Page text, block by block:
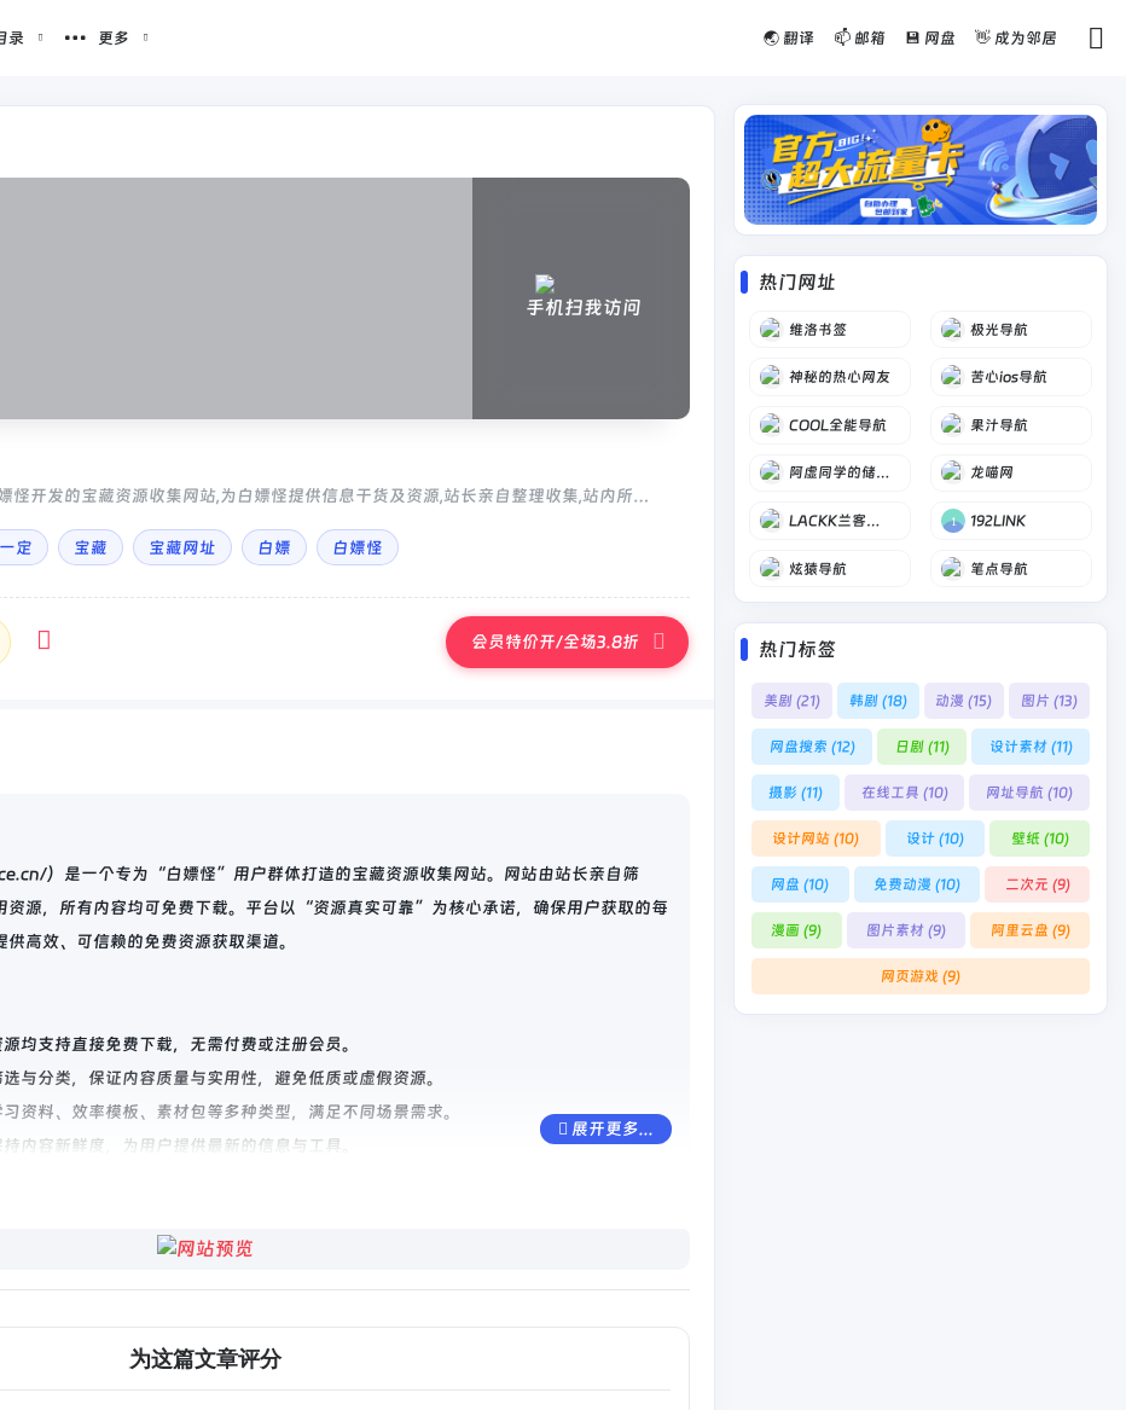
录 更多 🌏 翻译 📫 邮箱 💾 网盘 👋 成为邻居
手机扫我访问
怪开发的宝藏资源收集网站,为白嫖怪提供信息干货及资源,站长亲自整理收集,站内所有
定 宝藏 宝藏网址 白嫖 白嫖怪
会员特价开/全场3.8折
）是一个专为“白嫖怪”用户群体打造的宝藏资源收集网站。网站由站长亲自筛
资源，所有内容均可免费下载。平台以“资源真实可靠”为核心承诺，确保用户获取的每
高效、可信赖的免费资源获取渠道。
均支持直接免费下载，无需付费或注册会员。
与分类，保证内容质量与实用性，避免低质或虚假资源。
资料、效率模板、素材包等多种类型，满足不同场景需求。
内容新鲜度，为用户提供最新的信息与工具。
）或者（下次一定.cn），浏览资源分类列表。
展开更多...
为这篇文章评分
热门网址
维洛书签 极光导航
神秘的热心网友 苦心ios导航
COOL全能导航 果汁导航
阿虚同学的储物间 龙喵网
LACKK兰客导航 192LINK
炫猿导航 笔点导航
热门标签
美剧 (21) 韩剧 (18) 动漫 (15) 图片 (13)
网盘搜索 (12) 日剧 (11) 设计素材 (11)
摄影 (11) 在线工具 (10) 网址导航 (10)
设计网站 (10) 设计 (10) 壁纸 (10)
网盘 (10) 免费动漫 (10) 二次元 (9)
漫画 (9) 图片素材 (9) 阿里云盘 (9)
网页游戏 (9)